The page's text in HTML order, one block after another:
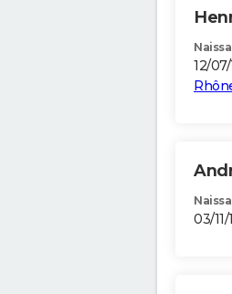
12/
03/